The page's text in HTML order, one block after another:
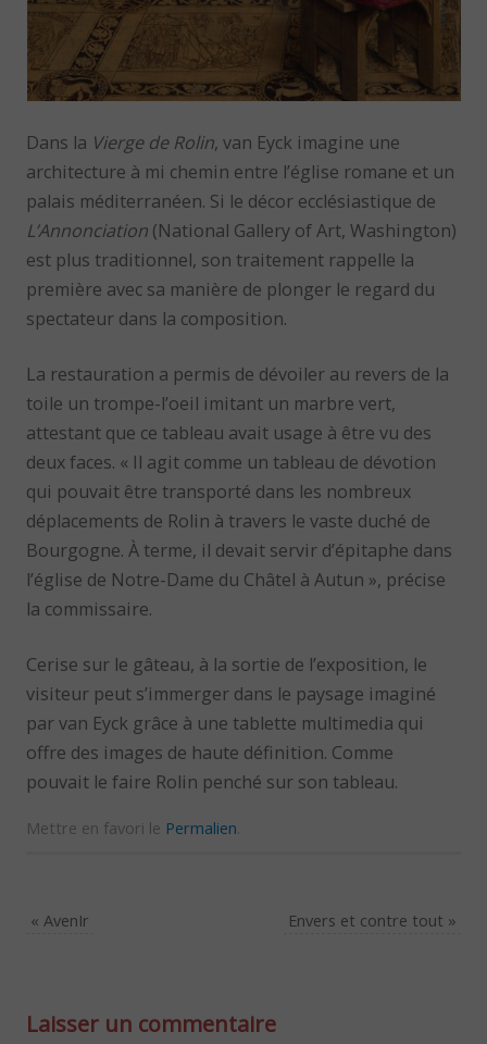
Dans la Vierge de Rolin, van Eyck imagine une
architecture à mi chemin entre l’église romane et un
palais méditerranéen. Si le décor ecclésiastique de
L’Annonciation (National Gallery of Art, Washington)
est plus traditionnel, son traitement rappelle la
première avec sa manière de plonger le regard du
spectateur dans la composition.
La restauration a permis de dévoiler au revers de la
toile un trompe-l’oeil imitant un marbre vert,
attestant que ce tableau avait usage à être vu des
deux faces. « Il agit comme un tableau de dévotion
qui pouvait être transporté dans les nombreux
déplacements de Rolin à travers le vaste duché de
Bourgogne. À terme, il devait servir d’épitaphe dans
l’église de Notre-Dame du Châtel à Autun », précise
la commissaire.
Cerise sur le gâteau, à la sortie de l’exposition, le
visiteur peut s’immerger dans le paysage imaginé
par van Eyck grâce à une tablette multimedia qui
offre des images de haute définition. Comme
pouvait le faire Rolin penché sur son tableau.
Mettre en favori le Permalien.
« AvenIr Envers et contre tout »
Laisser un commentaire